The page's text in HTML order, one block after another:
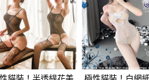
貓裝！半透緹花美
極性貓裝！白網